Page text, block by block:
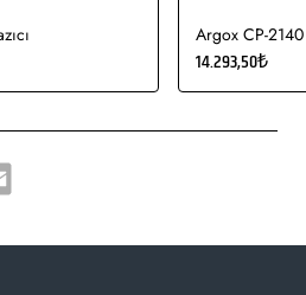
sarıcı (Opt.)
dpi çözünürlüklerde bulunur,
Argox CP-2140
14.293,50₺
Email